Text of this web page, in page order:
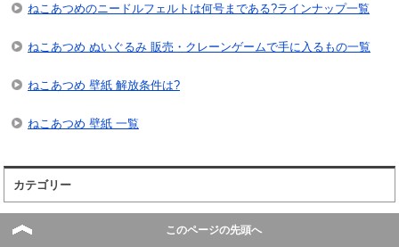
ねこあつめのニードルフェルトは何号まである?ラインナップ一覧
ねこあつめ ぬいぐるみ 販売・クレーンゲームで手に入るもの一覧
ねこあつめ 壁紙 解放条件は?
ねこあつめ 壁紙 一覧
カテゴリー
このページの先頭へ